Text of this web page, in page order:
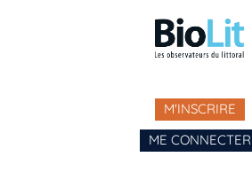
M'INSCRIRE
ME CONNECTER